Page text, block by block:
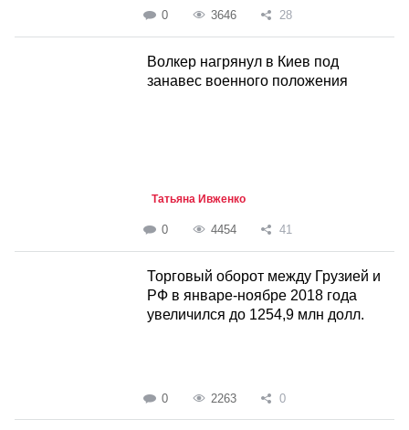
0 3646 28
Волкер нагрянул в Киев под
занавес военного положения
Татьяна Ивженко
0 4454 41
Торговый оборот между Грузией и
РФ в январе-ноябре 2018 года
увеличился до 1254,9 млн долл.
0 2263 0